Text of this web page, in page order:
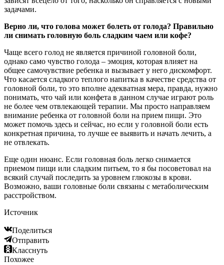
задачами.
Верно ли, что голова может болеть от голода? Правильно
ли снимать головную боль сладким чаем или кофе?
Чаще всего голод не является причиной головной боли,
однако само чувство голода – эмоция, которая влияет на
общее самочувствие ребенка и вызывает у него дискомфорт.
Что касается сладкого теплого напитка в качестве средства от
головной боли, то это вполне адекватная мера, правда, нужно
понимать, что чай или конфета в данном случае играют роль
не более чем отвлекающей терапии. Мы просто направляем
внимание ребенка от головной боли на прием пищи. Это
может помочь здесь и сейчас, но если у головной боли есть
конкретная причина, то лучше ее выявить и начать лечить, а
не отвлекать.
Еще один нюанс. Если головная боль легко снимается
приемом пищи или сладким питьем, то я бы посоветовал на
всякий случай последить за уровнем глюкозы в крови.
Возможно, ваши головные боли связаны с метаболическим
расстройством.
Источник
Поделиться
Отправить
Класснуть
Похожее